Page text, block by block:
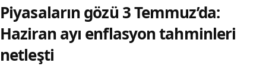
Piyasaların gözü 3 Temmuz’da:
Haziran ayı enflasyon tahminleri
netleşti